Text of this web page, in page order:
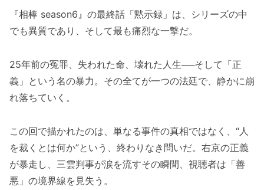
『相棒 season6』の最終話「黙示録」は、シリーズの中
でも異質であり、そして最も痛烈な一撃だ。
25年前の冤罪、失われた命、壊れた人生──そして「正
義」という名の暴力。その全てが一つの法廷で、静かに崩
れ落ちていく。
この回で描かれたのは、単なる事件の真相ではなく、“人
を裁くとは何か”という、終わりなき問いだ。右京の正義
が暴走し、三雲判事が涙を流すその瞬間、視聴者は「善
悪」の境界線を見失う。